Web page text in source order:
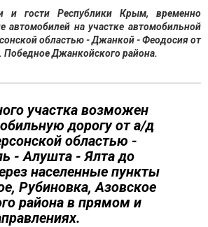
и гости Республики Крым, временно
автомобилей на участке автомобильной
областью - Джанкой - Феодосия от
Джанкойского района.
участка возможен
дорогу от а/д
областью -
- Алушта - Ялта до
населенные пункты
Рубиновка, Азовское
района в прямом и